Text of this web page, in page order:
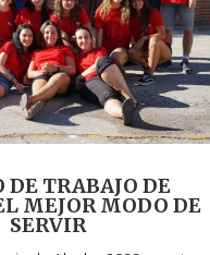
DE TRABAJO DE
MEJOR MODO DE
SERVIR